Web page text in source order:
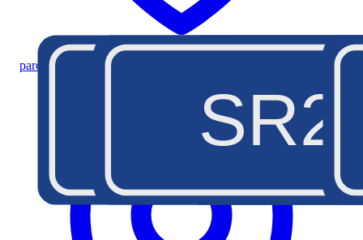
parcheggio Lac Muffé
SS26
SR2